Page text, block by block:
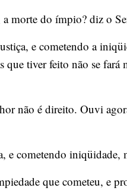
morte do ímpio? diz o
e cometendo a
que tiver feito não se
não é direito. Ouvi
e cometendo
que cometeu, e